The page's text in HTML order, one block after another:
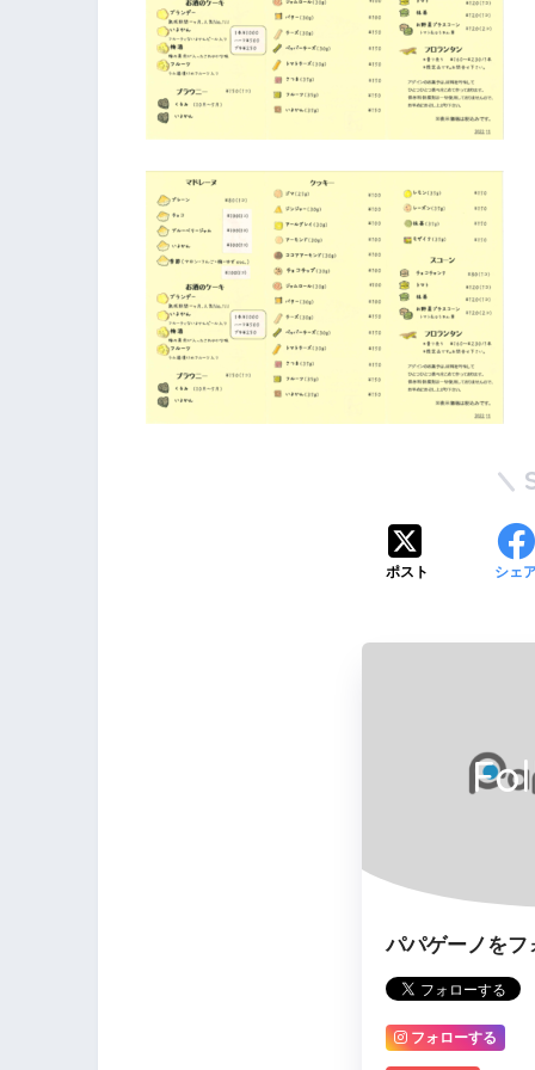
ポスト シェ
パパゲーノをフ
フォローする